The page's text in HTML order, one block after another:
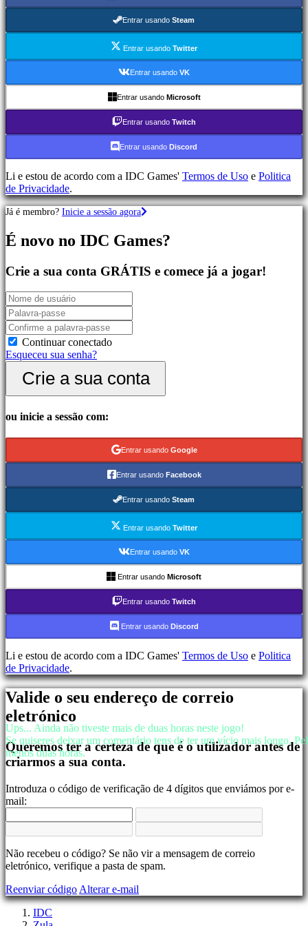
de
Jogos
Jogos
Jogos
Desporto
de
Jogos
corridas
Jogos
casuais
Jogos
Jogos
simulação
de
puzzle
Jogos
de
luta
Demos
Eventos
Game
Media
Forum
Gifts
Plays
FAQ
Registar-
se
Login
Esqueceu
sua
senha?
Mudar
Lingua
AR
BS
CS
DA
DE
EN
ES
FI
FR
HR
Entrar usando Steam
Entrar usando Twitter
Entrar usando VK
Entrar usando Microsoft
Entrar usando Twitch
Entrar usando Discord
Li e estou de acordo com a IDC Games' Termos de Uso e Politica
de Privacidade.
Já é membro? Inicie a sessão agora
É novo no IDC Games?
Crie a sua conta GRÁTIS e comece já a jogar!
Continuar conectado
Esqueceu sua senha?
Crie a sua conta
ou inicie a sessão com:
Entrar usando Google
Entrar usando Facebook
Entrar usando Steam
Entrar usando Twitter
Entrar usando VK
Entrar usando Microsoft
Entrar usando Twitch
Entrar usando Discord
Li e estou de acordo com a IDC Games' Termos de Uso e Politica
de Privacidade.
Valide o seu endereço de correio
eletrónico
Queremos ter a certeza de que é o utilizador antes de
criarmos a sua conta.
Introduza o código de verificação de 4 dígitos que enviámos por e-
mail:
Não recebeu o código? Se não vir a mensagem de correio
eletrónico, verifique a pasta de spam.
Reenviar código Alterar e-mail
IDC
Ups... Ainda não tiveste mais de duas horas neste jogo!
Se quiseres deixar um comentário tens de ter um vício mais longo.
menos duas horas.